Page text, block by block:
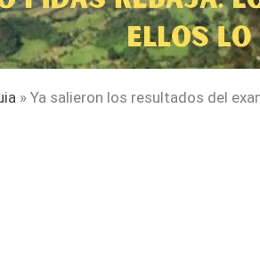
»Ya salieron los resultados del